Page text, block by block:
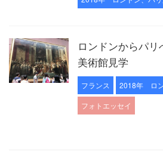
ロンドンからパ
美術館見学
フランス
2018年 ロ
フォトエッセイ